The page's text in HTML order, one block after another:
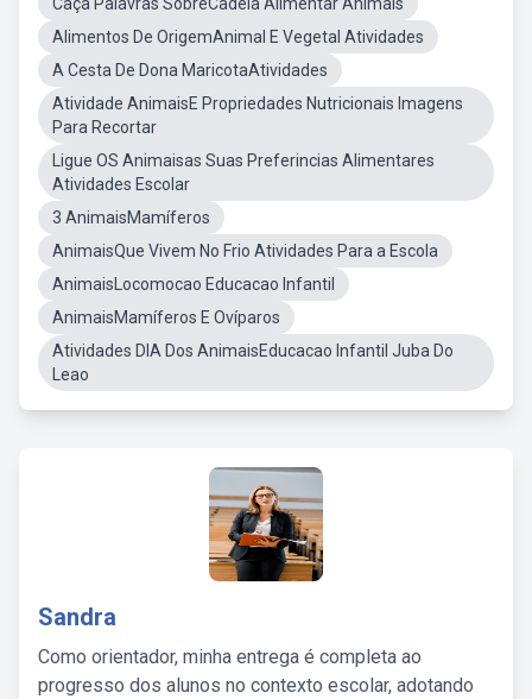
Alimentos De OrigemAnimal E Vegetal Atividades
A Cesta De Dona MaricotaAtividades
Atividade AnimaisE Propriedades Nutricionais Imagens
Para Recortar
Ligue OS Animaisas Suas Preferincias Alimentares
Atividades Escolar
3 AnimaisMamíferos
AnimaisQue Vivem No Frio Atividades Para a Escola
AnimaisLocomocao Educacao Infantil
AnimaisMamíferos E Ovíparos
Atividades DIA Dos AnimaisEducacao Infantil Juba Do
Leao
Sandra
Como orientador, minha entrega é completa ao
progresso dos alunos no contexto escolar, adotando